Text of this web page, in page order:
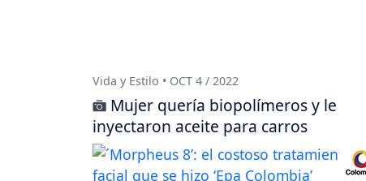
Vida y Estilo • OCT 4 / 2022
Mujer quería biopolímeros y le
inyectaron aceite para carros